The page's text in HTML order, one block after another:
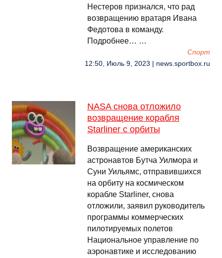
Нестеров признался, что рад
возвращению вратаря Ивана
Федотова в команду.
Подробнее… …
Спорт
12:50, Июль 9, 2023 | news.sportbox.ru
NASA снова отложило
возвращение корабля
Starliner с орбиты
Возвращение американских
астронавтов Бутча Уилмора и
Суни Уильямс, отправившихся
на орбиту на космическом
корабле Starliner, снова
отложили, заявил руководитель
программы коммерческих
пилотируемых полетов
Национальное управление по
аэронавтике и исследованию